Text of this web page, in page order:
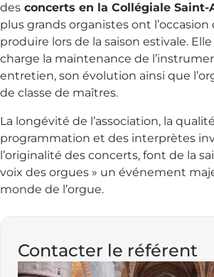
des concerts en la Collégiale Saint-
plus grands organistes ont l’occasion
produire lors de la saison estivale. Elle
charge la maintenance de
entretien, son évolution ainsi que
de classe de maîtres.
La longévité de l’association, la
programmation et des interprètes
l’originalité des concerts, font de la
voix des orgues » un événement
monde de l’orgue.
Contacter le référent